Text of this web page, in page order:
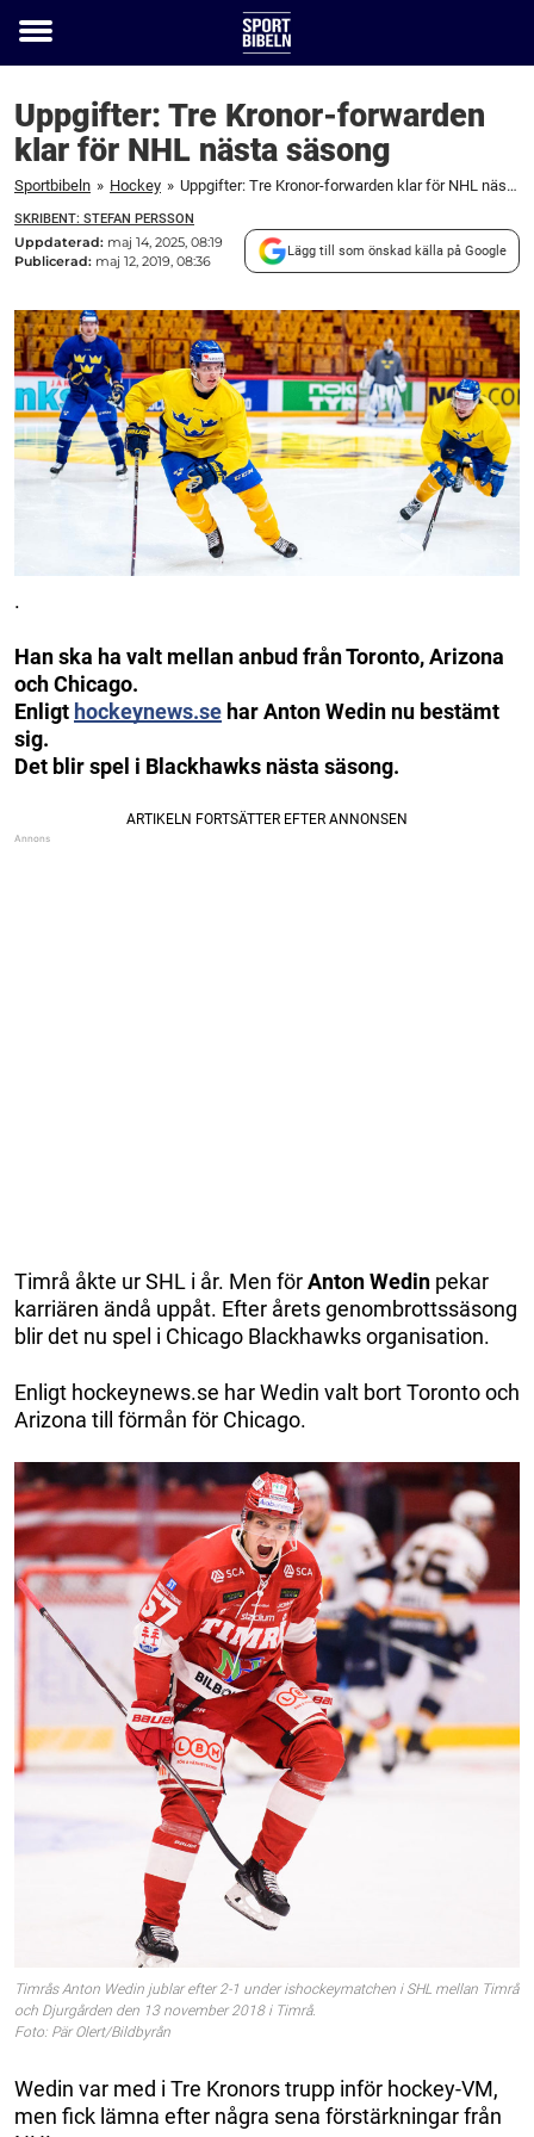
Toggle
Uppgifter: Tre Kronor-forwarden
klar för NHL nästa säsong
Sportbibeln » Hockey » Uppgifter: Tre Kronor-forwarden klar för NHL nästa säsong
SKRIBENT: STEFAN PERSSON
Uppdaterad: maj 14, 2025, 08:19
Publicerad: maj 12, 2019, 08:36
Lägg till som önskad källa på Google
.
Han ska ha valt mellan anbud från Toronto, Arizona
och Chicago.
Enligt hockeynews.se har Anton Wedin nu bestämt
sig.
Det blir spel i Blackhawks nästa säsong.
Timrå åkte ur SHL i år. Men förAnton Wedin pekar
karriären ändå uppåt. Efter årets genombrottssäsong
blir det nu spel i Chicago Blackhawks organisation.
Enligt hockeynews.se har Wedin valt bort Toronto och
Arizona till förmån för Chicago.
Timrås Anton Wedin jublar efter 2-1 under ishockeymatchen i SHL mellan Timrå
och Djurgården den 13 november 2018 i Timrå.
Foto: Pär Olert/Bildbyrån
Wedin var med i Tre Kronors trupp inför hockey-VM,
men fick lämna efter några sena förstärkningar från